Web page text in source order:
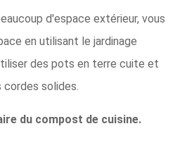
d'espace extérieur, vous
en utilisant le jardinage
des pots en terre cuite et
cordes solides.
du compost de cuisine.